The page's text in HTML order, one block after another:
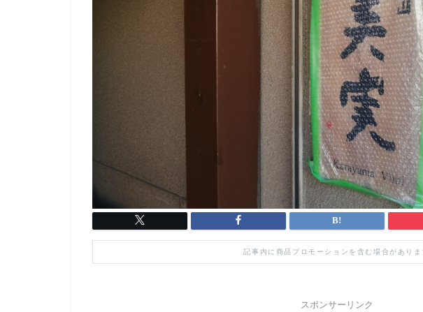
記事内に商品プロモーションを含む場合がありま
スポンサーリンク